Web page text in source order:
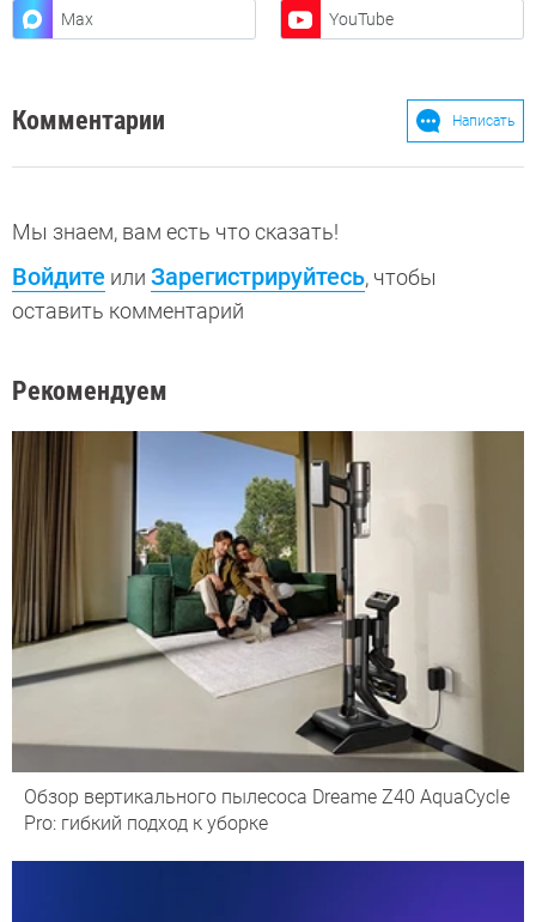
Max YouTube
Комментарии Написать
Мы знаем, вам есть что сказать!
Войдите или Зарегистрируйтесь, чтобы
оставить комментарий
Рекомендуем
Обзор вертикального пылесоса Dreame Z40 AquaCycle
Pro: гибкий подход к уборке